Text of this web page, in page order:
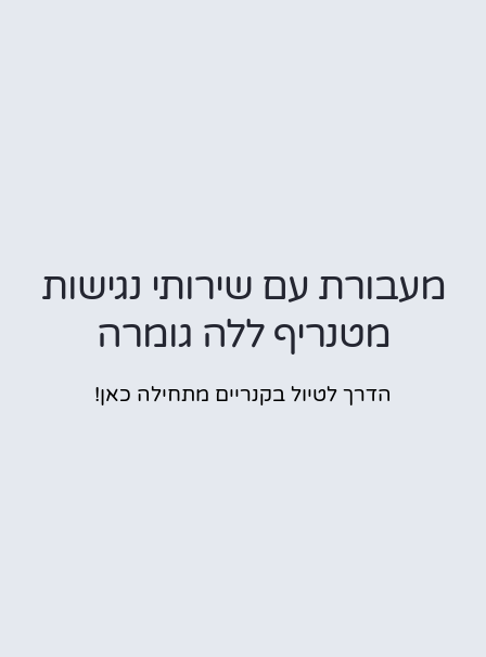
מעבורת עם שירותי נגישות
מטנריף ללה גומרה
הדרך לטיול בקנריים מתחילה כאן!